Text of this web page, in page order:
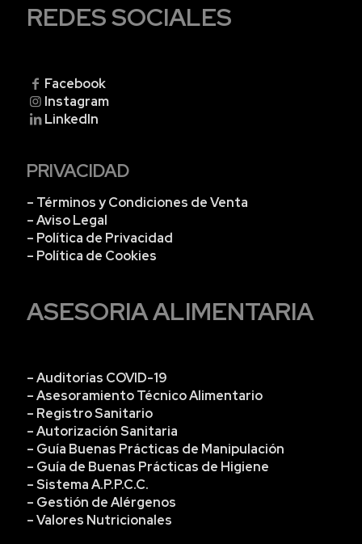
REDES SOCIALES
Facebook
Instagram
LinkedIn
PRIVACIDAD
– Términos y Condiciones de Venta
– Aviso Legal
– Política de Privacidad
– Política de Cookies
ASESORIA ALIMENTARIA
– Auditorías COVID-19
– Asesoramiento Técnico Alimentario
– Registro Sanitario
– Autorización Sanitaria
– Guía Buenas Prácticas de Manipulación
– Guía de Buenas Prácticas de Higiene
– Sistema A.P.P.C.C.
– Gestión de Alérgenos
– Valores Nutricionales